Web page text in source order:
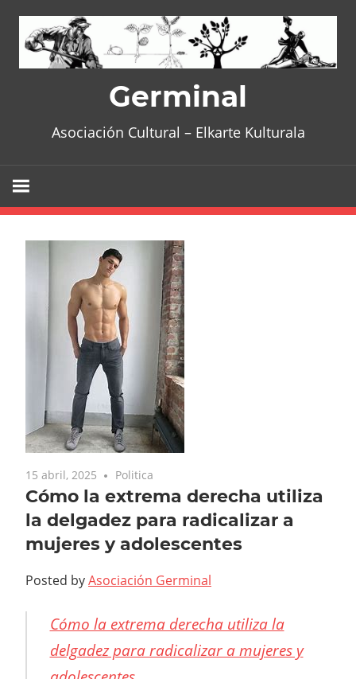
content
Germinal
Asociación Cultural – Elkarte Kulturala
15 abril, 2025 Politica
Cómo la extrema derecha utiliza
la delgadez para radicalizar a
mujeres y adolescentes
Posted byAsociación Germinal
Cómo la extrema derecha utiliza la
delgadez para radicalizar a mujeres y